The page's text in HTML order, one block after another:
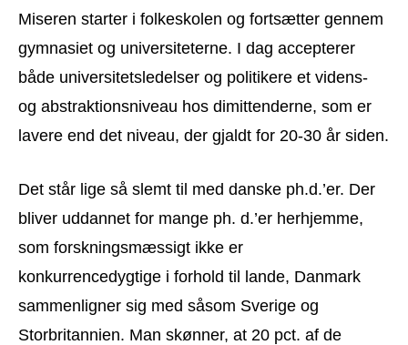
Miseren starter i folkeskolen og fortsætter gennem
gymnasiet og universiteterne. I dag accepterer
både universitetsledelser og politikere et videns-
og abstraktionsniveau hos dimittenderne, som er
lavere end det niveau, der gjaldt for 20-30 år siden.
Det står lige så slemt til med danske ph.d.’er. Der
bliver uddannet for mange ph. d.’er herhjemme,
som forskningsmæssigt ikke er
konkurrencedygtige i forhold til lande, Danmark
sammenligner sig med såsom Sverige og
Storbritannien. Man skønner, at 20 pct. af de